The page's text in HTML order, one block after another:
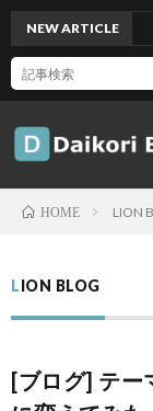
NEW ARTICLE
HOME LION
LION BLOG
[ブログ] テー